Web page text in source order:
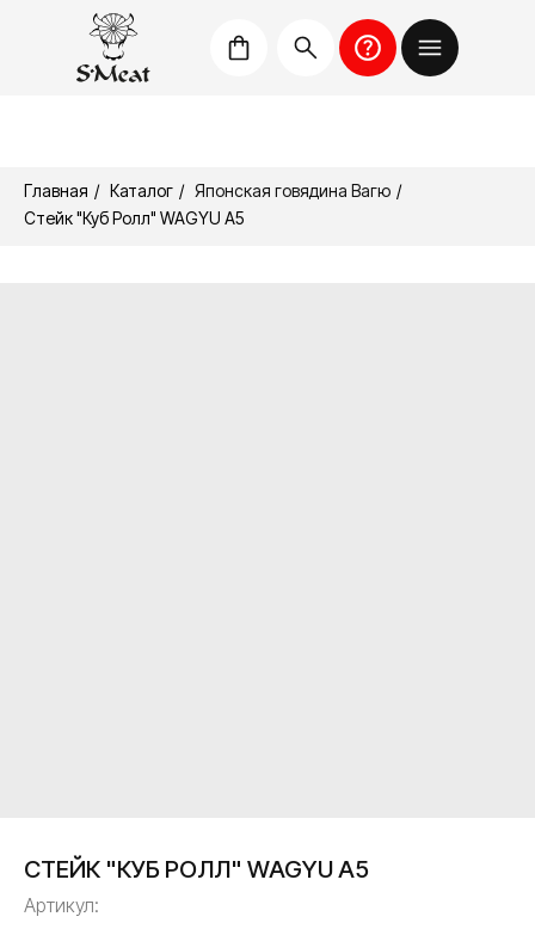
Главная / Каталог / Японская говядина Вагю /
Стейк "Куб Ролл" WAGYU A5
СТЕЙК "КУБ РОЛЛ" WAGYU A5
Артикул: